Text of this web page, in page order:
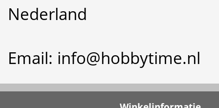
Nederland
Email: info@hobbytime.nl